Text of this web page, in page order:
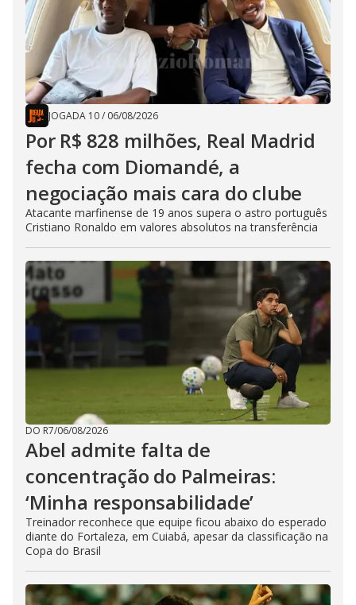
JOGADA 10/ 06/08/2026
Por R$ 828 milhões, Real Madrid
fecha com Diomandé, a
negociação mais cara do clube
Atacante marfinense de 19 anos supera o astro português
Cristiano Ronaldo em valores absolutos na transferência
DO R7/06/08/2026
Abel admite falta de
concentração do Palmeiras:
‘Minha responsabilidade’
Treinador reconhece que equipe ficou abaixo do esperado
diante do Fortaleza, em Cuiabá, apesar da classificação na
Copa do Brasil